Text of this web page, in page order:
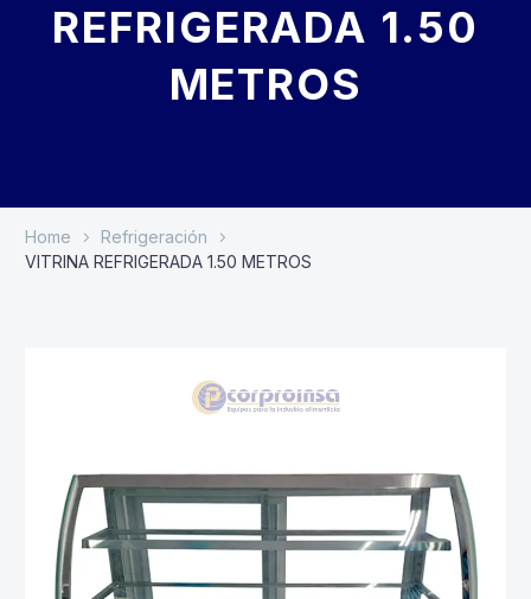
REFRIGERADA 1.50
METROS
Home
Refrigeración
VITRINA REFRIGERADA 1.50 METROS